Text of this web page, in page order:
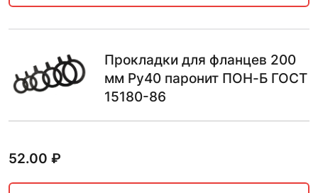
Прокладки для фланцев 200
мм Ру40 паронит ПОН-Б ГОСТ
15180-86
52.00 ₽